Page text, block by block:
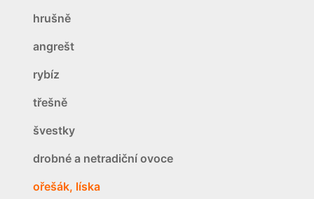
hrušně
angrešt
rybíz
třešně
švestky
drobné a netradiční ovoce
ořešák, líska